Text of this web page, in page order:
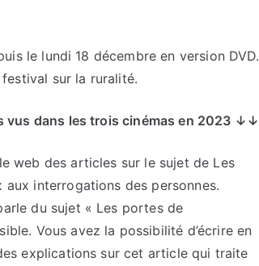
le lundi 18 décembre en version DVD.
festival sur la ruralité.
vus dans les trois cinémas en 2023 ↓↓
web des articles sur le sujet de Les
aux interrogations des personnes.
du sujet « Les portes de
Vous avez la possibilité d’écrire en
explications sur cet article qui traite